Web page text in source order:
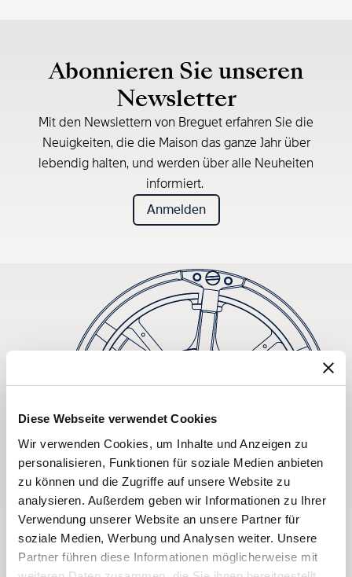
Diese Webseite verwendet Cookies
Wir verwenden Cookies, um Inhalte und Anzeigen zu
personalisieren, Funktionen für soziale Medien anbieten
zu können und die Zugriffe auf unsere Website zu
analysieren. Außerdem geben wir Informationen zu Ihrer
Verwendung unserer Website an unsere Partner für
soziale Medien, Werbung und Analysen weiter. Unsere
Partner führen diese Informationen möglicherweise mit
Abonnieren Sie unseren
Newsletter
Mit den Newslettern von Breguet erfahren Sie die
Neuigkeiten, die die Maison das ganze Jahr über
lebendig halten, und werden über alle Neuheiten
informiert.
Anmelden